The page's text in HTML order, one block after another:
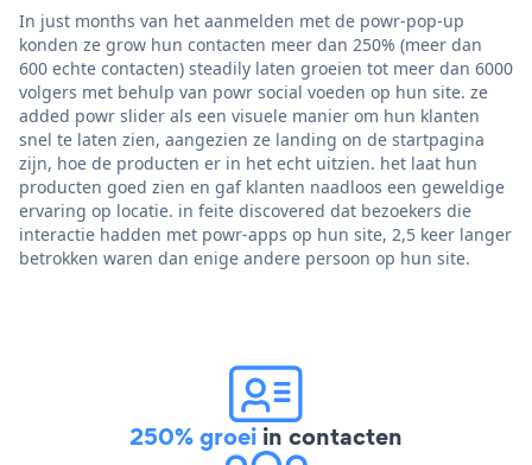
In just months van het aanmelden met de powr-pop-up
konden ze grow hun contacten meer dan 250% (meer dan
600 echte contacten) steadily laten groeien tot meer dan 6000
volgers met behulp van powr social voeden op hun site. ze
added powr slider als een visuele manier om hun klanten
snel te laten zien, aangezien ze landing on de startpagina
zijn, hoe de producten er in het echt uitzien. het laat hun
producten goed zien en gaf klanten naadloos een geweldige
ervaring op locatie. in feite discovered dat bezoekers die
interactie hadden met powr-apps op hun site, 2,5 keer langer
betrokken waren dan enige andere persoon op hun site.
250% groei in contacten